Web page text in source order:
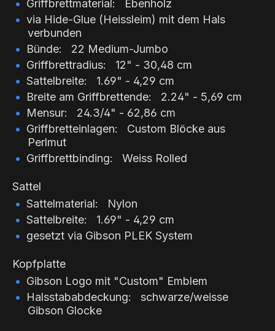
Griffbrettmaterial: Ebenholz
via Hide-Glue (Heissleim) mit dem Hals
verbunden
Bünde: 22 Medium-Jumbo
Griffbrettradius: 12" - 30,48 cm
Sattelbreite: 1.69" - 4,29 cm
Breite am Griffbrettende: 2.24" - 5,69 cm
Mensur: 24.3/4" - 62,86 cm
Griffbretteinlagen: Custom Blöcke aus
Perlmut
Griffbrettbinding: Weiss Rolled
Sattel
Sattelmaterial: Nylon
Sattelbreite: 1.69" - 4,29 cm
gesetzt via Gibson PLEK System
Kopfplatte
Gibson Logo mit "Custom" Emblem
Halsstababdeckung: schwarze/weisse
Gibson Glocke